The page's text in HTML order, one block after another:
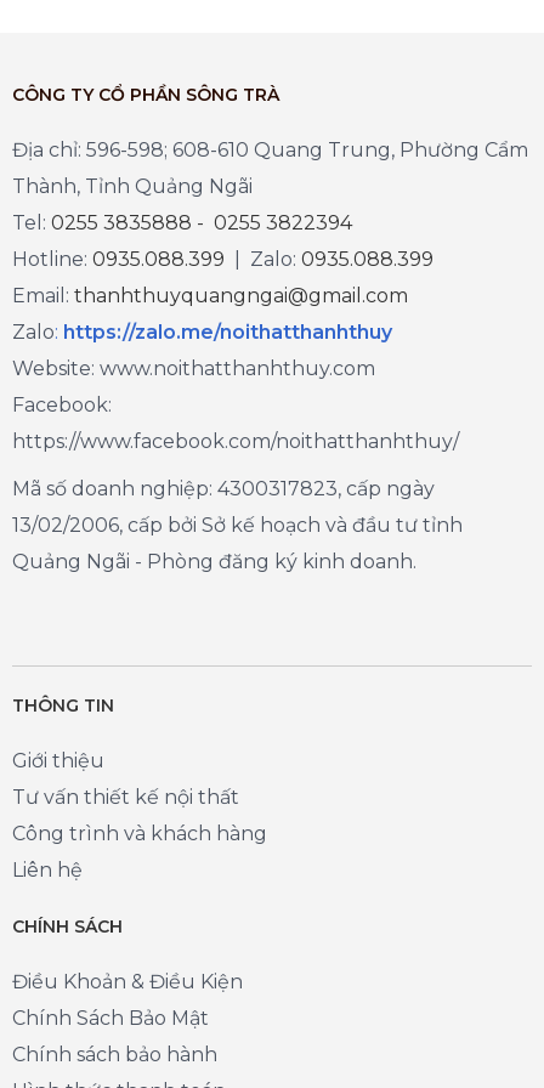
CÔNG TY CỔ PHẦN SÔNG TRÀ
Địa chỉ: 596-598; 608-610 Quang Trung, Phường Cẩm
Thành, Tỉnh Quảng Ngãi
Tel: 0255 3835888 - 0255 3822394
Hotline: 0935.088.399 | Zalo: 0935.088.399
Email: thanhthuyquangngai@gmail.com
Zalo: https://zalo.me/noithatthanhthuy
Website: www.noithatthanhthuy.com
Facebook:
https://www.facebook.com/noithatthanhthuy/
Mã số doanh nghiệp: 4300317823, cấp ngày
13/02/2006, cấp bởi Sở kế hoạch và đầu tư tỉnh
Quảng Ngãi - Phòng đăng ký kinh doanh.
THÔNG TIN
Giới thiệu
Tư vấn thiết kế nội thất
Công trình và khách hàng
Liên hệ
CHÍNH SÁCH
Điều Khoản & Điều Kiện
Chính Sách Bảo Mật
Chính sách bảo hành